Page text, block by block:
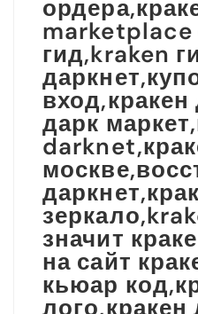
marketplace
гид,kraken
вход,кракен
дарк
значит
на сайт
кьюар
лого,кракен